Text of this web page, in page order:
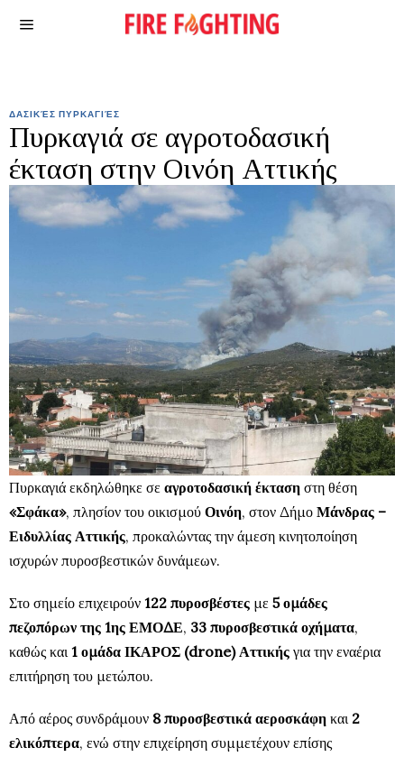
ΔΑΣΙΚΈΣ ΠΥΡΚΑΓΙΈΣ
Πυρκαγιά σε αγροτοδασική
έκταση στην Οινόη Αττικής
Πυρκαγιά εκδηλώθηκε σε αγροτοδασική έκταση στη θέση
«Σφάκα», πλησίον του οικισμού Οινόη, στον Δήμο Μάνδρας –
Ειδυλλίας Αττικής, προκαλώντας την άμεση κινητοποίηση
ισχυρών πυροσβεστικών δυνάμεων.
Στο σημείο επιχειρούν 122 πυροσβέστες με 5 ομάδες
πεζοπόρων της 1ης ΕΜΟΔΕ, 33 πυροσβεστικά οχήματα,
καθώς και1 ομάδα ΙΚΑΡΟΣ (drone) Αττικής για την εναέρια
επιτήρηση του μετώπου.
Από αέρος συνδράμουν 8 πυροσβεστικά αεροσκάφη και 2
ελικόπτερα, ενώ στην επιχείρηση συμμετέχουν επίσης